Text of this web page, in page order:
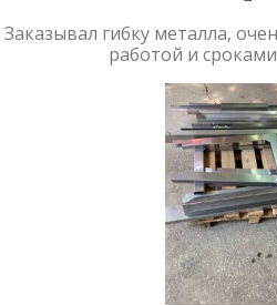
Заказывал гибку металла,
работой и